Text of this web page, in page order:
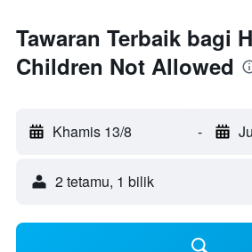
Tawaran Terbaik bagi
Children Not Allowed
Khamis 13/8 -
2 tetamu, 1 bilik